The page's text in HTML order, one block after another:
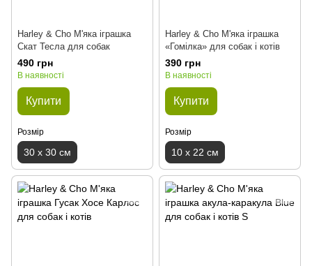
Harley & Cho М'яка іграшка
Скат Тесла для собак
490 грн
В наявності
Купити
Розмір
30 х 30 см
Harley & Cho М'яка іграшка
«Гомілка» для собак і котів
390 грн
В наявності
Купити
Розмір
10 х 22 см